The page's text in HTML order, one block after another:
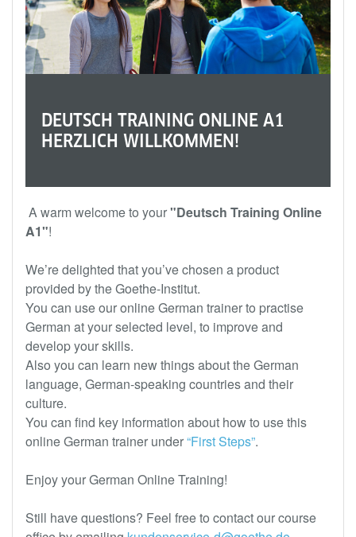
DEUTSCH TRAINING ONLINE A1
HERZLICH WILLKOMMEN!
A warm welcome to your"Deutsch Training Online
A1"!
We’re delighted that you’ve chosen a product
provided by the Goethe-Institut.
You can use our online German trainer to practise
German at your selected level, to improve and
develop your skills.
Also you can learn new things about the German
language, German-speaking countries and their
culture.
You can find key information about how to use this
online German trainer under“First Steps”.
Enjoy your German Online Training!
Still have questions? Feel free to contact our course